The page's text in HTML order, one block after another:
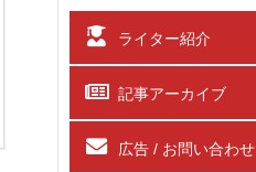
ライター紹介
記事アーカイブ
広告 / お問い合わせ